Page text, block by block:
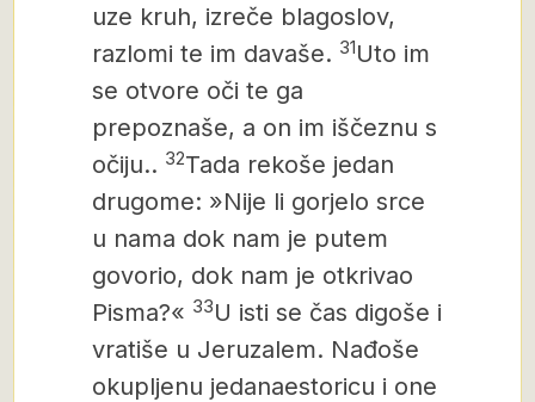
uze kruh, izreče blagoslov,
razlomi te im davaše. 31Uto im
se otvore oči te ga
prepoznaše, a on im iščeznu s
očiju.. 32Tada rekoše jedan
drugome: »Nije li gorjelo srce
u nama dok nam je putem
govorio, dok nam je otkrivao
Pisma?« 33U isti se čas digoše i
vratiše u Jeruzalem. Nađoše
okupljenu jedanaestoricu i one